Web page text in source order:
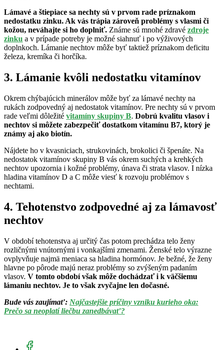
Lámavé a štiepiace sa nechty sú v prvom rade príznakom
nedostatku zinku. Ak vás trápia zároveň problémy s vlasmi či
kožou, neváhajte si ho doplniť. Známe sú mnohé zdravé zdroje
zinku a v prípade potreby je možné siahnuť i po výživových
doplnkoch. Lámanie nechtov môže byť taktiež príznakom deficitu
železa, kremíka či horčíka.
3. Lámanie kvôli nedostatku vitamínov
Okrem chýbajúcich minerálov môže byť za lámavé nechty na
rukách zodpovedný aj nedostatok vitamínov. Pre nechty sú v prvom
rade veľmi dôležité vitamíny skupiny B. Dobrú kvalitu vlasov i
nechtov si môžete zabezpečiť dostatkom vitamínu B7, ktorý je
známy aj ako biotín.
Nájdete ho v kvasniciach, strukovinách, brokolici či špenáte. Na
nedostatok vitamínov skupiny B vás okrem suchých a krehkých
nechtov upozornia i kožné problémy, únava či strata vlasov. I nízka
hladina vitamínov D a C môže viesť k rozvoju problémov s
nechtami.
4. Tehotenstvo zodpovedné aj za lámavosť
nechtov
V období tehotenstva aj určitý čas potom prechádza telo ženy
rozličnými vnútornými i vonkajšími zmenami. Ženské telo výrazne
ovplyvňuje najmä meniaca sa hladina hormónov. Je bežné, že ženy
hlavne po pôrode majú neraz problémy so zvýšeným padaním
vlasov. V tomto období však môže dochádzať i k väčšiemu
lámaniu nechtov. Je to však zvyčajne len dočasné.
Bude vás zaujímať: Najčastejšie príčiny vzniku kurieho oka:
Prečo sa neoplatí liečbu zanedbávať?